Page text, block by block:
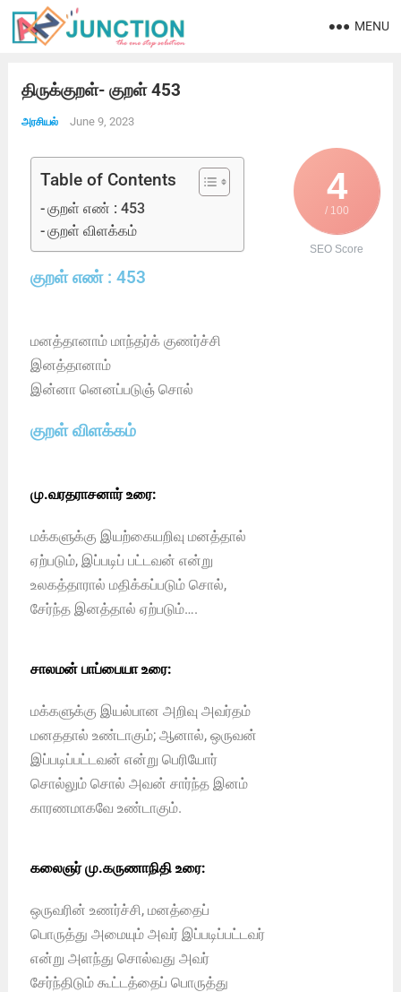
MENU
திருக்குறள்- குறள் 453
அரசியல் June 9, 2023
4
/ 100
SEO Score
Table of Contents
குறள் எண் : 453
குறள் விளக்கம்
குறள் எண் : 453
மனத்தானாம் மாந்தர்க் குணர்ச்சி
இனத்தானாம்
இன்னா னெனப்படுஞ் சொல்
குறள் விளக்கம்
மு.வரதராசனார் உரை:
மக்களுக்கு இயற்கையறிவு மனத்தால்
ஏற்படும், இப்படிப் பட்டவன் என்று
உலகத்தாரால் மதிக்கப்படும் சொல்,
சேர்ந்த இனத்தால் ஏற்படும்….
சாலமன் பாப்பையா உரை:
மக்களுக்கு இயல்பான அறிவு அவர்தம்
மனததால் உண்டாகும்; ஆனால், ஒருவன்
இப்படிப்பட்டவன் என்று பெரியோர்
சொல்லும் சொல் அவன் சார்ந்த இனம்
காரணமாகவே உண்டாகும்.
கலைஞர் மு.கருணாநிதி உரை:
ஒருவரின் உணர்ச்சி, மனத்தைப்
பொருத்து அமையும் அவர் இப்படிப்பட்டவர்
என்று அளந்து சொல்வது அவர்
சேர்ந்திடும் கூட்டத்தைப் பொருத்து